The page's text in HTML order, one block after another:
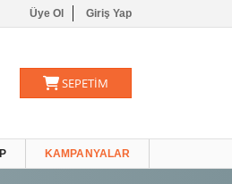
Üye Ol Giriş Yap
SEPETİM
KAMPANYALAR